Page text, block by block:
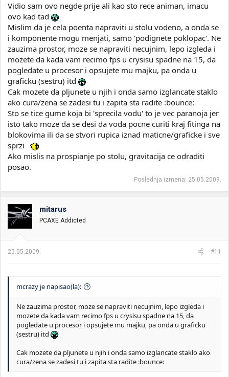
Vidio sam ovo negde prije ali kao sto rece animan, imacu
ovo kad tad
Mislim da je cela poenta napraviti u stolu vodeno, a onda se
i komponente mogu menjati, samo 'podignete poklopac'. Ne
zauzima prostor, moze se napraviti necujnim, lepo izgleda i
mozete da kada vam recimo fps u crysisu spadne na 15, da
pogledate u procesor i opsujete mu majku, pa onda u
graficku (sestru) itd
Cak mozete da pljunete u njih i onda samo izglancate staklo
ako cura/zena se zadesi tu i zapita sta radite :bounce:
Sto se tice gume koja bi 'sprecila vodu' to je vec paranoja jer
isto tako moze da se desi da voda pocne curiti kraj fitinga na
blokovima ili da se stvori rupica iznad maticne/graficke i sve
sprzi
Ako mislis na prospianje po stolu, gravitacija ce odraditi
posao.
Poslednja izmena: 25.05.2009.
mitarus
PCAXE Addicted
25.05.2009. #11
mcrazy je napisao(la):
Ne zauzima prostor, moze se napraviti necujnim, lepo izgleda i
mozete da kada vam recimo fps u crysisu spadne na 15, da
pogledate u procesor i opsujete mu majku, pa onda u graficku
(sestru) itd
Cak mozete da pljunete u njih i onda samo izglancate staklo ako
cura/zena se zadesi tu i zapita sta radite :bounce: